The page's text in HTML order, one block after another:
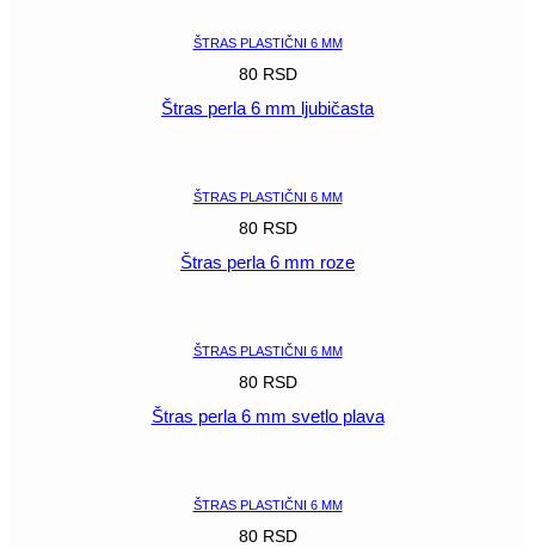
ŠTRAS PLASTIČNI 6 MM
80 RSD
Štras perla 6 mm ljubičasta
ŠTRAS PLASTIČNI 6 MM
80 RSD
Štras perla 6 mm roze
ŠTRAS PLASTIČNI 6 MM
80 RSD
Štras perla 6 mm svetlo plava
ŠTRAS PLASTIČNI 6 MM
80 RSD